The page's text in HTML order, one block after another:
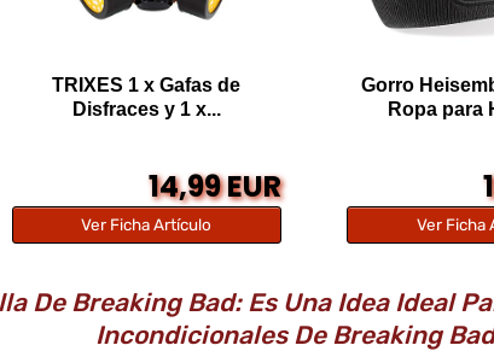
TRIXES 1 x Gafas de
Disfraces y 1 x...
14,99 EUR
Ver Ficha Artículo
Gorro
Ropa para
Ver Ficha
De Breaking Bad: Es Una Idea Ideal
Incondicionales De Breaking